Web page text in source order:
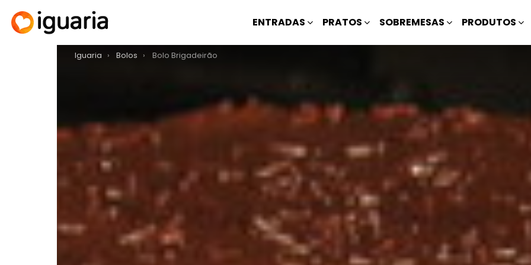
ENTRADAS PRATOS SOBREMESAS PRODUTOS
You are here:
Iguaria Bolos Bolo Brigadeirão